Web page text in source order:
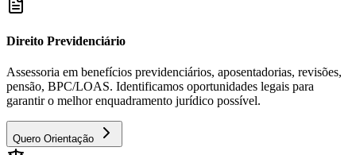
Direito Previdenciário
Assessoria em benefícios previdenciários, aposentadorias, revisões,
pensão, BPC/LOAS. Identificamos oportunidades legais para
garantir o melhor enquadramento jurídico possível.
Quero Orientação